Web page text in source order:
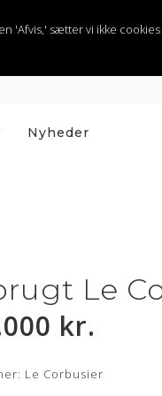
'Afvis,' sætter vi ikke
Nyheder
Le
kr.
Le Corbusier